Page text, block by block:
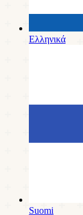
Ελληνικά
Suomi